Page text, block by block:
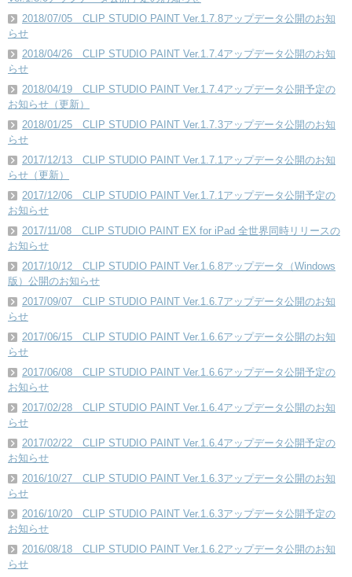
2018/07/05 CLIP STUDIO PAINT Ver.1.7.8アップデータ公開のお知
らせ
2018/04/26 CLIP STUDIO PAINT Ver.1.7.4アップデータ公開のお知
らせ
2018/04/19 CLIP STUDIO PAINT Ver.1.7.4アップデータ公開予定の
お知らせ（更新）
2018/01/25 CLIP STUDIO PAINT Ver.1.7.3アップデータ公開のお知
らせ
2017/12/13 CLIP STUDIO PAINT Ver.1.7.1アップデータ公開のお知
らせ（更新）
2017/12/06 CLIP STUDIO PAINT Ver.1.7.1アップデータ公開予定の
お知らせ
2017/11/08 CLIP STUDIO PAINT EX for iPad 全世界同時リリースの
お知らせ
2017/10/12 CLIP STUDIO PAINT Ver.1.6.8アップデータ（Windows
版）公開のお知らせ
2017/09/07 CLIP STUDIO PAINT Ver.1.6.7アップデータ公開のお知
らせ
2017/06/15 CLIP STUDIO PAINT Ver.1.6.6アップデータ公開のお知
らせ
2017/06/08 CLIP STUDIO PAINT Ver.1.6.6アップデータ公開予定の
お知らせ
2017/02/28 CLIP STUDIO PAINT Ver.1.6.4アップデータ公開のお知
らせ
2017/02/22 CLIP STUDIO PAINT Ver.1.6.4アップデータ公開予定の
お知らせ
2016/10/27 CLIP STUDIO PAINT Ver.1.6.3アップデータ公開のお知
らせ
2016/10/20 CLIP STUDIO PAINT Ver.1.6.3アップデータ公開予定の
お知らせ
2016/08/18 CLIP STUDIO PAINT Ver.1.6.2アップデータ公開のお知
らせ